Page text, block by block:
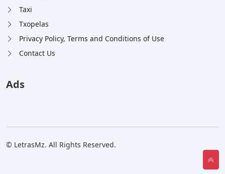
Taxi
Txopelas
Privacy Policy, Terms and Conditions of Use
Contact Us
Ads
© LetrasMz. All Rights Reserved.